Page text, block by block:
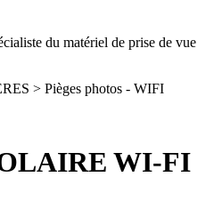
du matériel de prise de vue
> Pièges photos - WIFI
WI-FI